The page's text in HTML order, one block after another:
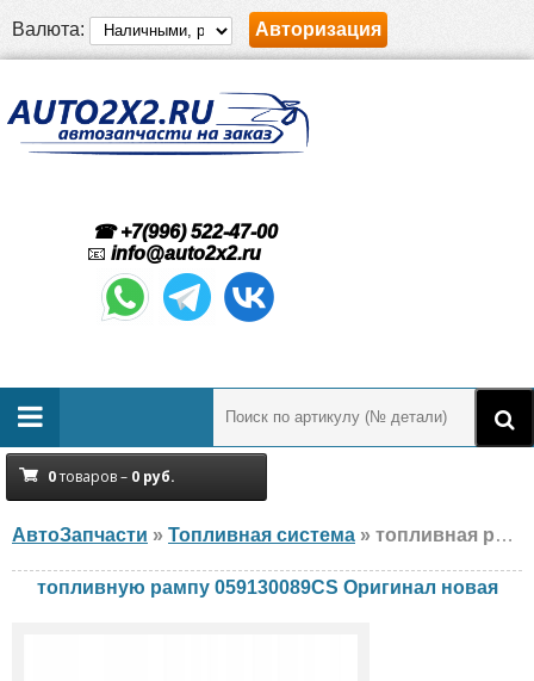
Валюта: Авторизация
☎ +7(996) 522-47-00
📧 info@auto2x2.ru
0товаров – 0 руб.
АвтоЗапчасти » Топливная система » топливная рампа Оригинал 059130089CS Audi, Volkswagen, новая
топливную рампу 059130089CS Оригинал новая